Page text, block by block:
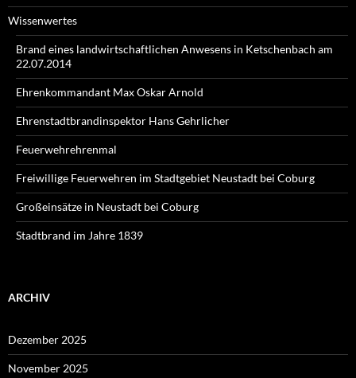
Wissenwertes
Brand eines landwirtschaftlichen Anwesens in Ketschenbach am
22.07.2014
Ehrenkommandant Max Oskar Arnold
Ehrenstadtbrandinspektor Hans Gehrlicher
Feuerwehrehrenmal
Freiwillige Feuerwehren im Stadtgebiet Neustadt bei Coburg
Großeinsätze in Neustadt bei Coburg
Stadtbrand im Jahre 1839
ARCHIV
Dezember 2025
November 2025